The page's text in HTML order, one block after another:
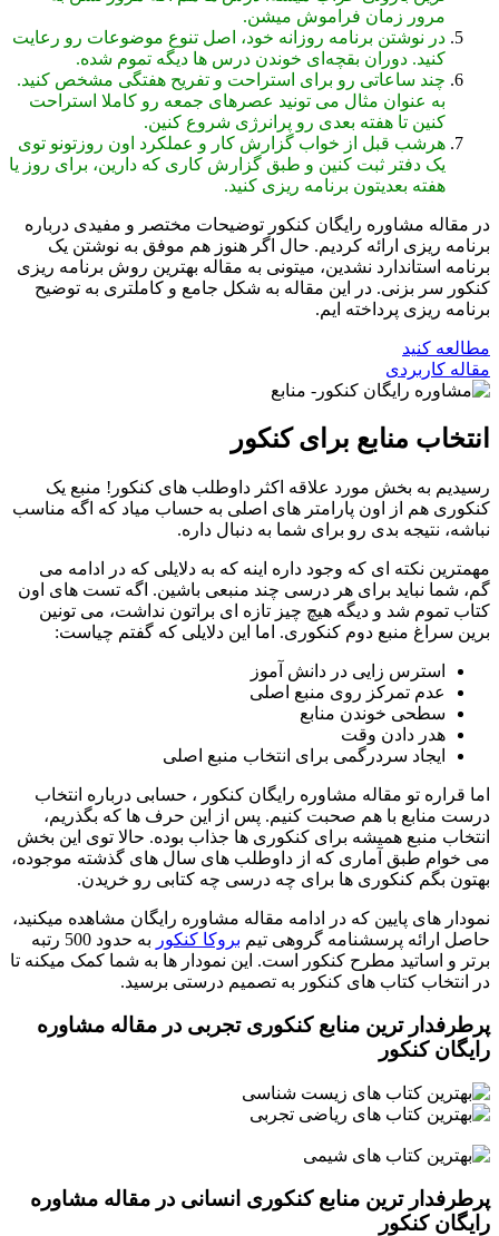
مرور زمان فراموش میشن.
در نوشتن برنامه روزانه خود، اصل تنوع موضوعات رو رعایت
کنید. دوران بقچه‌ای خوندن درس ها دیگه تموم شده.
چند ساعاتی رو برای استراحت و تفریح هفتگی مشخص کنید.
به عنوان مثال می تونید عصرهای جمعه رو کاملا استراحت
کنین تا هفته بعدی رو پرانرژی شروع کنین.
هرشب قبل از خواب گزارش کار و عملکرد اون روزتونو توی
یک دفتر ثبت کنین و طبق گزارش کاری که دارین، برای روز یا
هفته بعدیتون برنامه ریزی کنید.
در مقاله مشاوره رایگان کنکور توضیحات مختصر و مفیدی درباره
برنامه ریزی ارائه کردیم. حال اگر هنوز هم موفق به نوشتن یک
برنامه استاندارد نشدین، میتونی به مقاله بهترین روش برنامه ریزی
کنکور سر بزنی. در این مقاله به شکل جامع و کاملتری به توضیح
برنامه ریزی پرداخته ایم.
مطالعه کنید
مقاله کاربردی
انتخاب منابع برای کنکور
رسیدیم به بخش مورد علاقه اکثر داوطلب های کنکور! منبع یک
کنکوری هم از اون پارامتر های اصلی به حساب میاد که اگه مناسب
نباشه، نتیجه بدی رو برای شما به دنبال داره.
مهمترین نکته ای که وجود داره اینه که به دلایلی که در ادامه می
گم، شما نباید برای هر درسی چند منبعی باشین. اگه تست های اون
کتاب تموم شد و دیگه هیچ چیز تازه ای براتون نداشت، می تونین
برین سراغ منبع دوم کنکوری. اما این دلایلی که گفتم چیاست:
استرس زایی در دانش آموز
عدم تمرکز روی منبع اصلی
سطحی خوندن منابع
هدر دادن وقت
ایجاد سردرگمی برای انتخاب منبع اصلی
اما قراره تو مقاله مشاوره رایگان کنکور ، حسابی درباره انتخاب
درست منابع با هم صحبت کنیم. پس از این حرف ها که بگذریم،
انتخاب منبع همیشه برای کنکوری ها جذاب بوده. حالا توی این بخش
می خوام طبق آماری که از داوطلب های سال های گذشته موجوده،
بهتون بگم کنکوری ها برای چه درسی چه کتابی رو خریدن.
نمودار های پایین که در ادامه مقاله مشاوره رایگان مشاهده میکنید،
حاصل ارائه پرسشنامه گروهی تیم بروکا کنکور
به حدود 500 رتبه
برتر و اساتید مطرح کنکور است. این نمودار ها به شما کمک میکنه تا
در انتخاب کتاب های کنکور به تصمیم درستی برسید.
پرطرفدار ترین منابع کنکوری تجربی در مقاله مشاوره
رایگان کنکور
پرطرفدار ترین منابع کنکوری انسانی در مقاله مشاوره
رایگان کنکور